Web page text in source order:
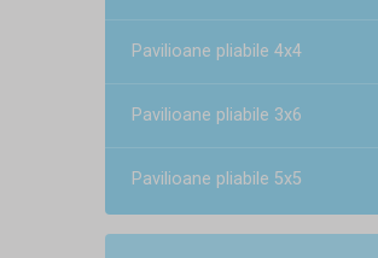
Pavilioane pliabile 4x4
Pavilioane pliabile 3x6
Pavilioane pliabile 5x5